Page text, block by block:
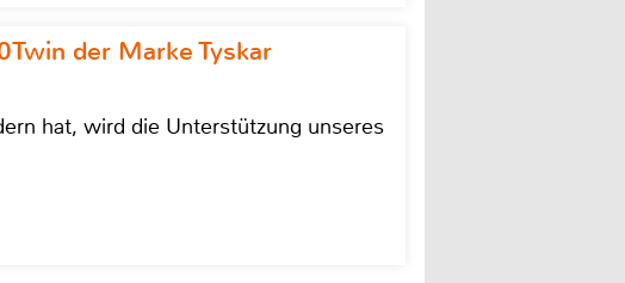
der Marke Tyskar
hat, wird die Unterstützung unseres